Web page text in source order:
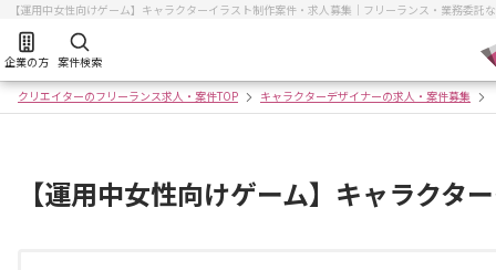
【運用中女性向けゲーム】キャラクターイラスト制作案件・求人募集｜フリーランス・業務委託
企業の方 案件検索
クリエイターのフリーランス求人・案件TOP キャラクターデザイナーの求人・案件募集
【運用中女性向けゲーム】キャラクタ